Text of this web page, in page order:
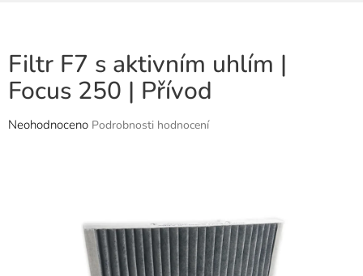
Filtr F7 s aktivním uhlím |
Focus 250 | Přívod
Průměrné
Neohodnoceno Podrobnosti hodnocení